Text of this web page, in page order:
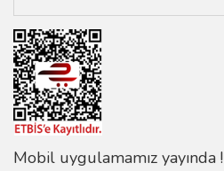
Mobil uygulamamız yayında !